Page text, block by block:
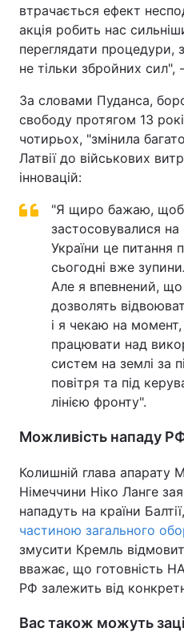
втрачається ефект
акція робить нас
переглядати процедури,
не тільки збройних
За словами Пуданса,
свободу протягом 13
чотирьох, "змінила
Латвії до військових
інновацій:
"Я щиро бажаю, щоб
застосовувалися
України це питання
сьогодні вже
Але я впевнений,
дозволять
і я чекаю на
працювати над
систем на землі за
повітря та під
лінією фронту".
Можливість нападу
Колишній глава апарату
Німеччини Ніко Ланге
нападуть на країни
частиною загального
змусити Кремль
вважає, що готовність
РФ залежить від
Вас також можуть